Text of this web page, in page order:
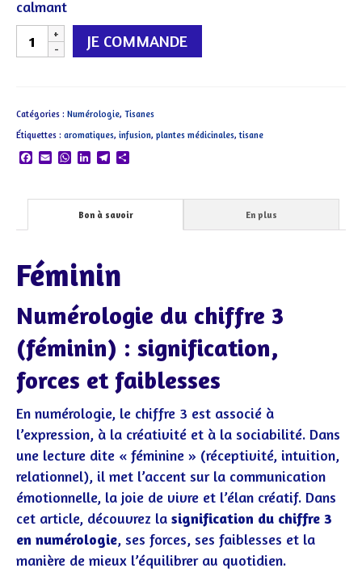
calmant
quantité
de
JE COMMANDE
Catégories : Numérologie, Tisanes
Étiquettes : aromatiques, infusion, plantes médicinales,tisane
Facebook
EmailWhatsApp
LinkedInTelegram
Bon à savoir En plus
Féminin
Numérologie du chiffre 3
(féminin) : signification,
forces et faiblesses
En numérologie, le chiffre 3 est associé à
l’expression, à la créativité et à la sociabilité. Dans
une lecture dite « féminine » (réceptivité, intuition,
relationnel), il met l’accent sur la communication
émotionnelle, la joie de vivre et l’élan créatif. Dans
cet article, découvrez la signification du chiffre 3
en numérologie, ses forces, ses faiblesses et la
manière de mieux l’équilibrer au quotidien.